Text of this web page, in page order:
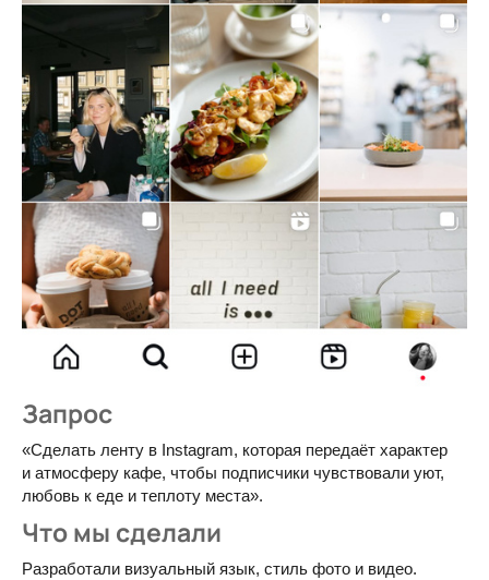
Запрос
«Сделать ленту в Instagram, которая передаёт характер
и атмосферу кафе, чтобы подписчики чувствовали уют,
любовь к еде и теплоту места».
Что мы сделали
Разработали визуальный язык, стиль фото и видео.